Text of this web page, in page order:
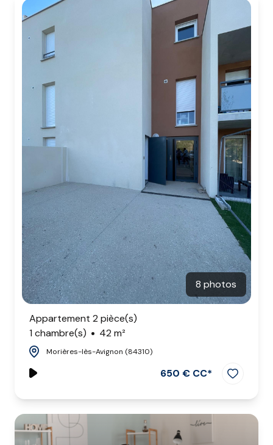
8 photos
Appartement 2 pièce(s)
1 chambre(s)
42 m²
Morières-lès-Avignon (84310)
650 € CC*